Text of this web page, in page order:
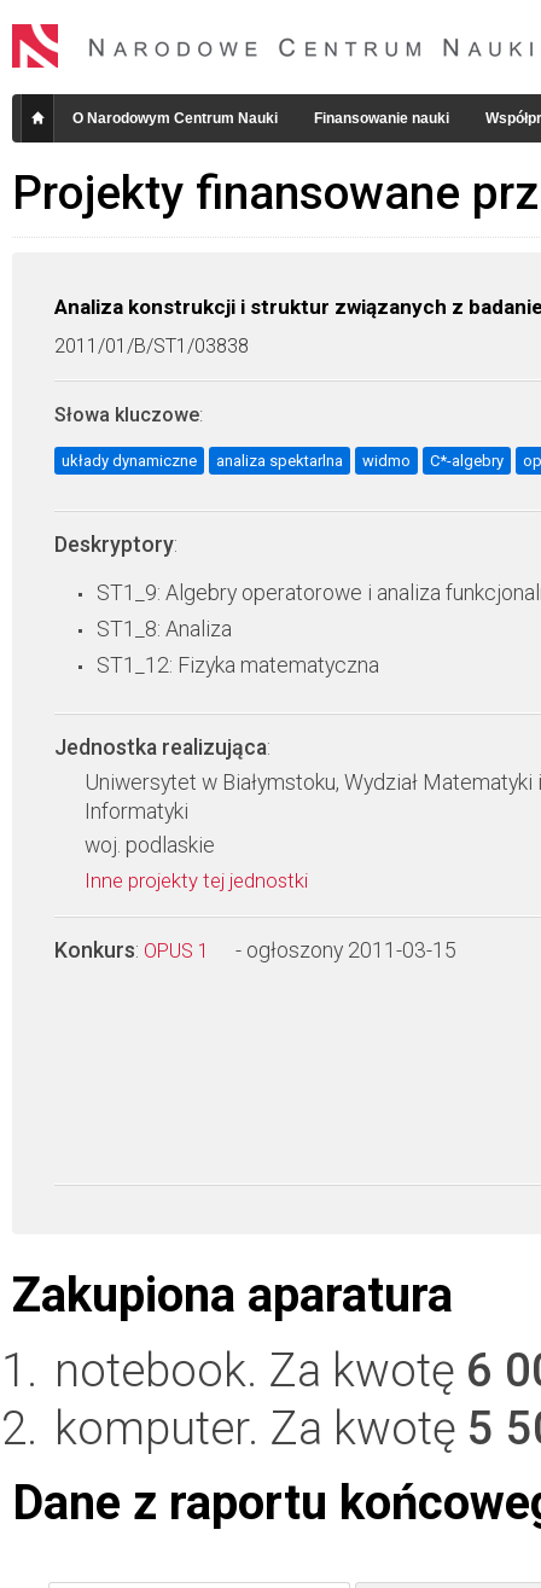
O Narodowym Centrum Nauki Finansowanie nauki
Projekty finansowane
Analiza konstrukcji i struktur związanych z
2011/01/B/ST1/03838
Słowa kluczowe:
układy dynamiczne analiza spektarlna widmo C*-algebry
Deskryptory:
ST1_9: Algebry operatorowe i analiza
ST1_8: Analiza
ST1_12: Fizyka matematyczna
Jednostka realizująca:
Uniwersytet w Białymstoku, Wydział Matematyki i
Informatyki
woj. podlaskie
Inne projekty tej jednostki
Konkurs: OPUS 1 - ogłoszony 2011-03-15
Zakupiona aparatura
notebook. Za kwotę 6
komputer. Za kwotę 5
Dane z raportu